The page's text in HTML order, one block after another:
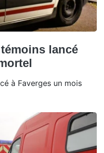
lancé
à Faverges un mois